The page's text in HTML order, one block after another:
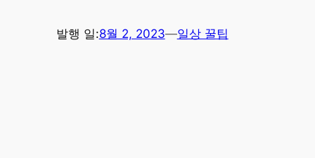
발행 일:8월 2, 2023—일상 꿀팁